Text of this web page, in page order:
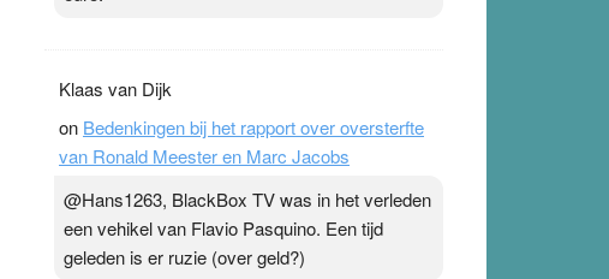
Klaas van Dijk
on Bedenkingen bij het rapport over oversterfte
van Ronald Meester en Marc Jacobs
@Hans1263, BlackBox TV was in het verleden
een vehikel van Flavio Pasquino. Een tijd
geleden is er ruzie (over geld?)